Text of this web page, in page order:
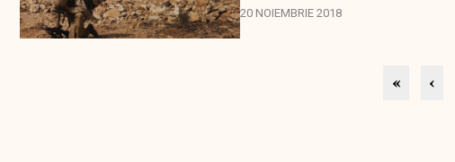
început să...
20 NOIEMBRIE 2018
« ‹